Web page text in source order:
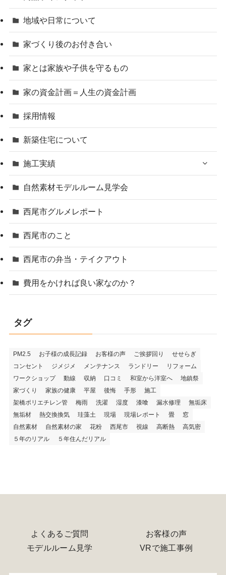
地域や日常について
家づくり後のお付き合い
家とは家族や子供を守るもの
家の資金計画＝人生の資金計画
採用情報
新築住宅について
施工実績
自然素材モデルルーム見学会
西尾市グルメレポート
西尾市のこと
西尾市の弁当・テイクアウト
費用をかければ良い家なのか？
タグ
PM2.5 お子様の成長記録 お客様の声 ご挨拶回り
せせらぎ
コンセント
ジメジメ メンテナンス ランドリー
リフォーム
ワークショップ
動線 収納 口コミ 和室から洋室へ
地鎮祭
家づくり
家族の健康 平屋 後悔 手形
施工
架橋ポリエチレン管
梅雨 洗濯 湿度 漆喰 漏水修理
無垢床
無垢材
熱交換換気 珪藻土 現場 現場レポート 畳
窓
自然素材
自然素材の家 花粉 西尾市 視線 高断熱
高気密
５年のリアル
５年住んだリアル
よくあるご質問
お客様の声
モデルルーム見学
VRで施工事例